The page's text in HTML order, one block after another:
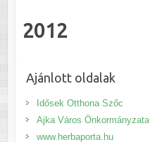
2012
Ajánlott oldalak
Idősek Otthona Szőc
Ajka Város Önkormányzata
www.herbaporta.hu